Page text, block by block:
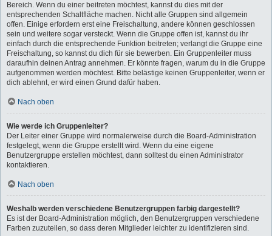
Bereich. Wenn du einer beitreten möchtest, kannst du dies mit der
entsprechenden Schaltfläche machen. Nicht alle Gruppen sind allgemein
offen. Einige erfordern erst eine Freischaltung, andere können geschlossen
sein und weitere sogar versteckt. Wenn die Gruppe offen ist, kannst du ihr
einfach durch die entsprechende Funktion beitreten; verlangt die Gruppe eine
Freischaltung, so kannst du dich für sie bewerben. Ein Gruppenleiter muss
daraufhin deinen Antrag annehmen. Er könnte fragen, warum du in die Gruppe
aufgenommen werden möchtest. Bitte belästige keinen Gruppenleiter, wenn er
dich ablehnt, er wird einen Grund dafür haben.
Nach oben
Wie werde ich Gruppenleiter?
Der Leiter einer Gruppe wird normalerweise durch die Board-Administration
festgelegt, wenn die Gruppe erstellt wird. Wenn du eine eigene
Benutzergruppe erstellen möchtest, dann solltest du einen Administrator
kontaktieren.
Nach oben
Weshalb werden verschiedene Benutzergruppen farbig dargestellt?
Es ist der Board-Administration möglich, den Benutzergruppen verschiedene
Farben zuzuteilen, so dass deren Mitglieder leichter zu identifizieren sind.